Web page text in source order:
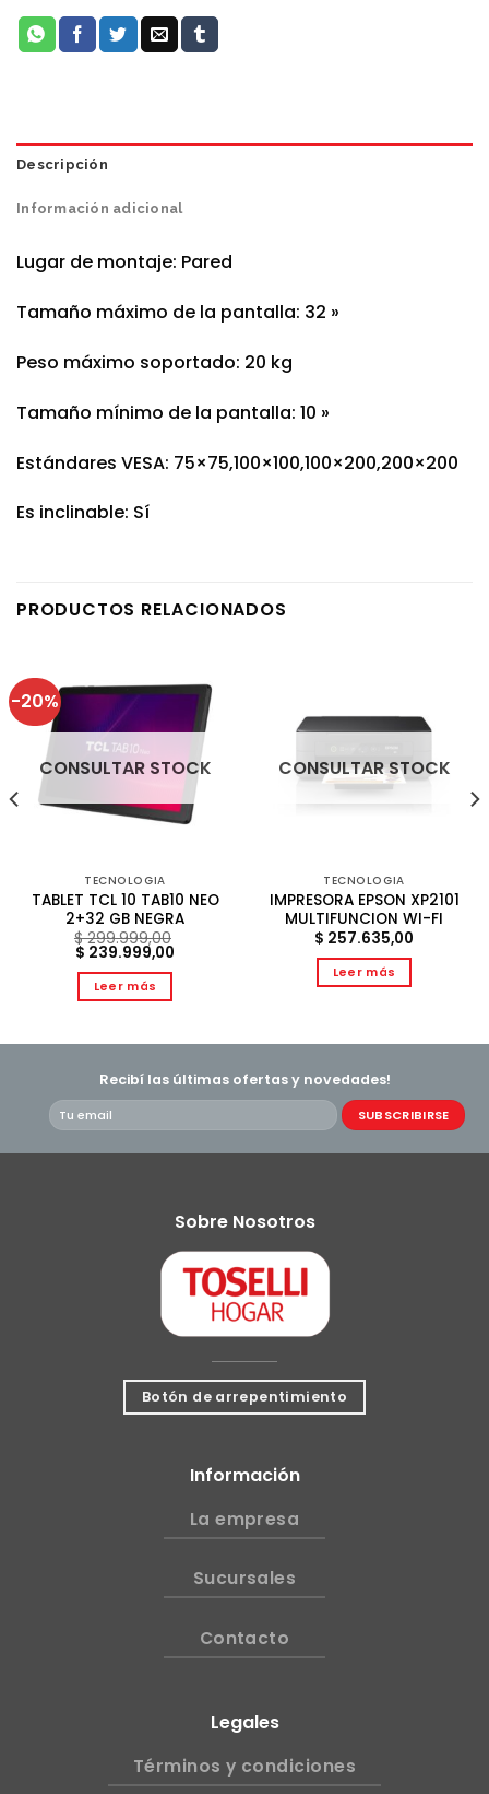
Descripción
Información adicional
Lugar de montaje: Pared
Tamaño máximo de la pantalla: 32 »
Peso máximo soportado: 20 kg
Tamaño mínimo de la pantalla: 10 »
Estándares VESA: 75×75,100×100,100×200,200×200
Es inclinable: Sí
PRODUCTOS RELACIONADOS
-20%
CONSULTAR STOCK
TECNOLOGIA
TABLET TCL 10 TAB10 NEO
2+32 GB NEGRA
$299.999,00
El
original
era:
$ 239.999,00
Leer más
CONSULTAR STOCK
TECNOLOGIA
IMPRESORA EPSON XP2101
MULTIFUNCION WI-FI
$ 257.635,00
Leer más
Recibí las últimas ofertas y novedades!
Sobre Nosotros
Botón de arrepentimiento
Información
La empresa
Sucursales
Contacto
Legales
Términos y condiciones